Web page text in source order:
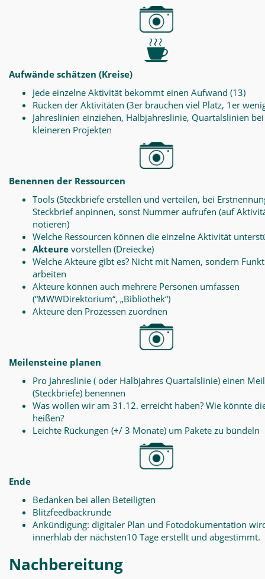
Aufwände schätzen (Kreise)
Jede einzelne Aktivität bekommt einen Aufwand (13)
Rücken der Aktivitäten (3er brauchen viel Platz, 1er
Jahreslinien einziehen, Halbjahreslinie, Quartalslinien bei
kleineren Projekten
Benennen der Ressourcen
Tools (Steckbriefe erstellen und verteilen, bei
Steckbrief anpinnen, sonst Nummer aufrufen (auf
notieren)
Welche Ressourcen können die einzelne Aktivität
Akteure vorstellen (Dreiecke)
Welche Akteure gibt es? Nicht mit Namen, sondern
arbeiten
Akteure können auch mehrere Personen umfassen
(“MWWDirektorium“, „Bibliothek“)
Akteure den Prozessen zuordnen
Meilensteine planen
Pro Jahreslinie ( oder Halbjahres Quartalslinie) einen
(Steckbriefe) benennen
Was wollen wir am 31.12. erreicht haben? Wie könnte
heißen?
Leichte Rückungen (+/ 3 Monate) um Pakete zu bündeln
Ende
Bedanken bei allen Beteiligten
Blitzfeedbackrunde
Ankündigung: digitaler Plan und Fotodokumentation
innerhlab der nächsten10 Tage erstellt und abgestimmt.
Nachbereitung